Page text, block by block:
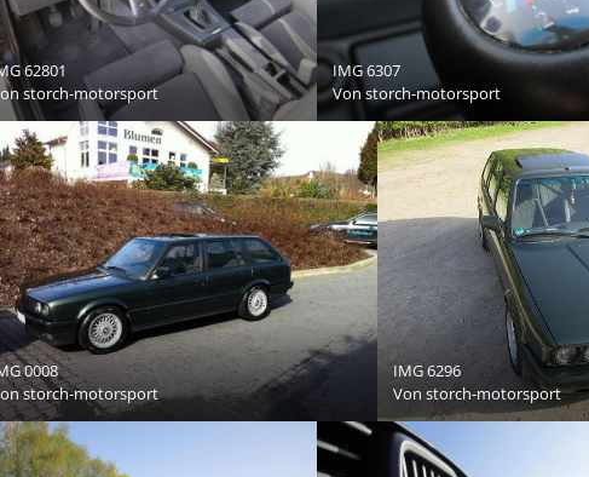
62801
storch-motorsport
IMG 6307
Vonstorch-motorsport
0008
storch-motorsport
IMG 6296
Von storch-motorsport